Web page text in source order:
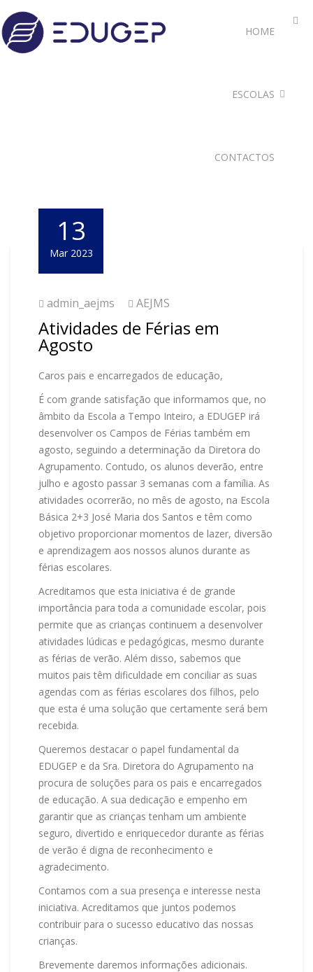
HOME
ESCOLAS
CONTACTOS
13
Mar 2023
admin_aejms AEJMS
Atividades de Férias em
Agosto
Caros pais e encarregados de educação,
É com grande satisfação que informamos que, no
âmbito da Escola a Tempo Inteiro, a EDUGEP irá
desenvolver os Campos de Férias também em
agosto, seguindo a determinação da Diretora do
Agrupamento. Contudo, os alunos deverão, entre
julho e agosto passar 3 semanas com a família. As
atividades ocorrerão, no mês de agosto, na Escola
Básica 2+3 José Maria dos Santos e têm como
objetivo proporcionar momentos de lazer, diversão
e aprendizagem aos nossos alunos durante as
férias escolares.
Acreditamos que esta iniciativa é de grande
importância para toda a comunidade escolar, pois
permite que as crianças continuem a desenvolver
atividades lúdicas e pedagógicas, mesmo durante
as férias de verão. Além disso, sabemos que
muitos pais têm dificuldade em conciliar as suas
agendas com as férias escolares dos filhos, pelo
que esta é uma solução que certamente será bem
recebida.
Queremos destacar o papel fundamental da
EDUGEP e da Sra. Diretora do Agrupamento na
procura de soluções para os pais e encarregados
de educação. A sua dedicação e empenho em
garantir que as crianças tenham um ambiente
seguro, divertido e enriquecedor durante as férias
de verão é digna de reconhecimento e
agradecimento.
Contamos com a sua presença e interesse nesta
iniciativa. Acreditamos que juntos podemos
contribuir para o sucesso educativo das nossas
crianças.
Brevemente daremos informações adicionais.